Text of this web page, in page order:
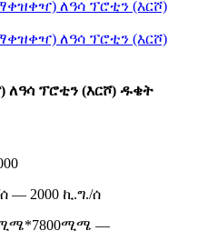
ፕሮቲን (እርሾ) ዱቄት
— 2000 ኪ.ግ./ሰ
—